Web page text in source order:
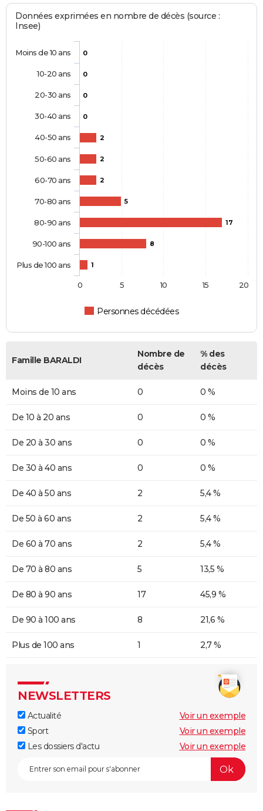
Données exprimées en nombre de décès (source :
Insee)
0
0
0
0
2
2
2
5
17
8
1
Personnes décédées
Moins de 10 ans
10-20 ans
20-30 ans
30-40 ans
40-50 ans
50-60 ans
60-70 ans
70-80 ans
80-90 ans
90-100 ans
Plus de 100 ans
0 5 10 15 20
Famille BARALDI
Nombre de
décès
% des
décès
Moins de 10 ans 0 0 %
De 10 à 20 ans 0 0 %
De 20 à 30 ans 0 0 %
De 30 à 40 ans 0 0 %
De 40 à 50 ans 2 5,4 %
De 50 à 60 ans 2 5,4 %
De 60 à 70 ans 2 5,4 %
De 70 à 80 ans 5 13,5 %
De 80 à 90 ans 17 45,9 %
De 90 à 100 ans 8 21,6 %
Plus de 100 ans 1 2,7 %
NEWSLETTERS
Actualité
Voir un exemple
Sport
Voir un exemple
Les dossiers d'actu
Voir un exemple